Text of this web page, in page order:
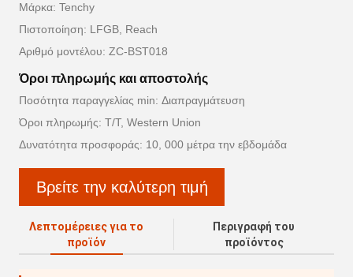
Μάρκα: Tenchy
Πιστοποίηση: LFGB, Reach
Αριθμό μοντέλου: ZC-BST018
Όροι πληρωμής και αποστολής
Ποσότητα παραγγελίας min: Διαπραγμάτευση
Όροι πληρωμής: T/T, Western Union
Δυνατότητα προσφοράς: 10, 000 μέτρα την εβδομάδα
Βρείτε την καλύτερη τιμή
Λεπτομέρειες για το
προϊόν
Περιγραφή του
προϊόντος